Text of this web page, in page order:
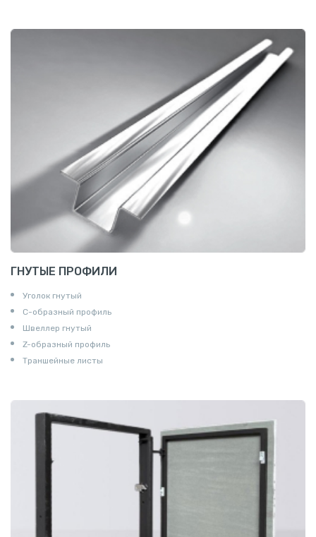
ГНУТЫЕ ПРОФИЛИ
Уголок гнутый
С-образный профиль
Швеллер гнутый
Z-образный профиль
Траншейные листы